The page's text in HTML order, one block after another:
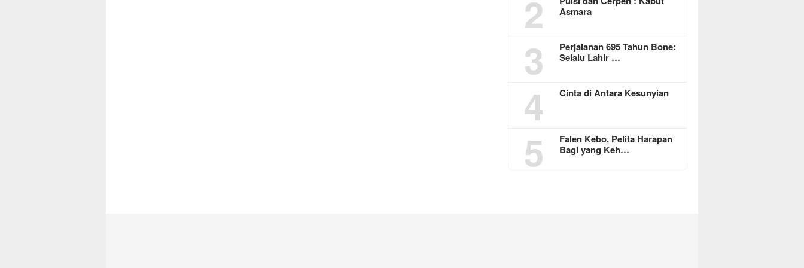
2
Asmara
3
Perjalanan 695 Tahun Bone:
Selalu Lahir …
4 Cinta di Antara Kesunyian
5
Falen Kebo, Pelita Harapan
Bagi yang Keh…